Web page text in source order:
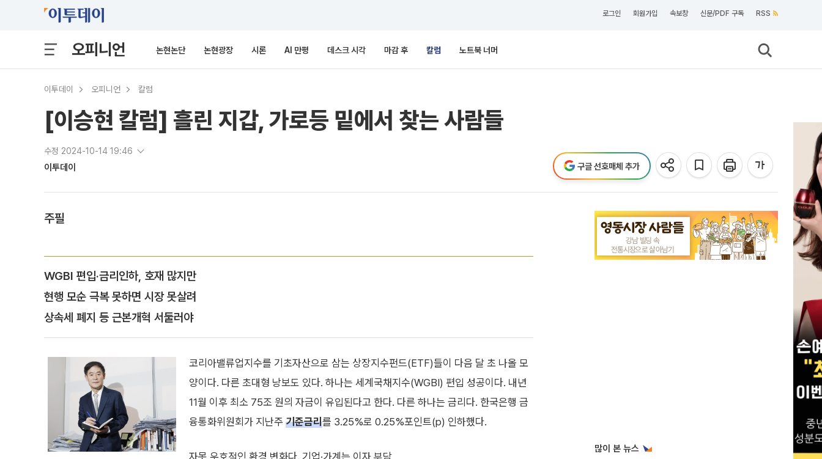
로그인 회원가입 속보창 신문/PDF 구독 RSS
오피니언 논현논단 논현광장 시론 AI 만평 데스크 시각 마감 후 칼럼 노트북 너머
이투데이 오피니언 칼럼
[이승현 칼럼] 흘린 지갑, 가로등 밑에서 찾는 사람들
수정 2024-10-14 19:46
이투데이 구글 선호매체 추가
주필
WGBI 편입·금리인하, 호재 많지만
현행 모순 극복 못하면 시장 못살려
상속세 폐지 등 근본개혁 서둘러야
코리아밸류업지수를 기초자산으로 삼는 상장지수펀드(ETF)들이 다음 달 초 나올 모
양이다. 다른 초대형 낭보도 있다. 하나는 세계국채지수(WGBI) 편입 성공이다. 내년
11월 이후 최소 75조 원의 자금이 유입된다고 한다. 다른 하나는 금리다. 한국은행 금
융통화위원회가 지난주 기준금리를 3.25%로 0.25%포인트(p) 인하했다.
자못 우호적인 환경 변화다. 기업·가계는 이자 부담
많이 본 뉴스